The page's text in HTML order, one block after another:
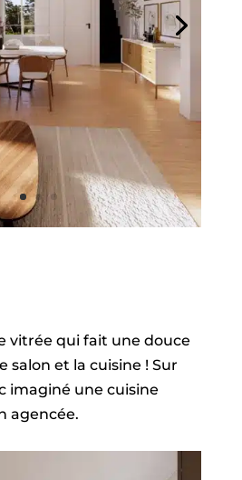
vitrée qui fait une douce
salon et la cuisine ! Sur
imaginé une cuisine
agencée.